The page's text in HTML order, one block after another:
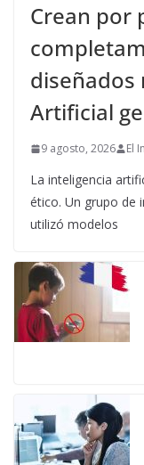
Crean por
diseñados
Artificial
9 agosto, 2026 El
La inteligencia
ético. Un grupo de
utilizó modelos